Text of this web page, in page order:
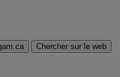
Chercher sur le web